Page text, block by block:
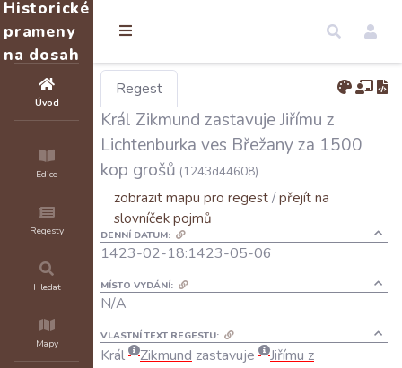
Historické
prameny
na dosah
Úvod
Edice
Regesty
Hledat
Mapy
Regest
Král Zikmund zastavuje Jiřímu z
Lichtenburka ves Břežany za 1500
kop grošů (1243d44608)
zobrazit mapu pro regest/přejít na
slovníček pojmů
DENNÍ DATUM:
1423-02-18:1423-05-06
MÍSTO VYDÁNÍ:
N/A
VLASTNÍ TEXT REGESTU:
Král Zikmund zastavuje Jiřímu z